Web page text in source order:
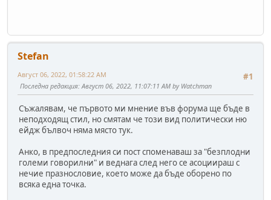
Stefan
#1
Август 06, 2022, 01:58:22 AM
Последна редакция: Август 06, 2022, 11:07:11 AM by Watchman
Съжалявам, че първото ми мнение във форума ще бъде в
неподходящ стил, но смятам че този вид политически ню
ейдж бълвоч няма място тук.
Анко, в предпоследния си пост споменаваш за "безплодни
големи говорилни" и веднага след него се асоциираш с
нечие празнословие, което може да бъде оборено по
всяка една точка.